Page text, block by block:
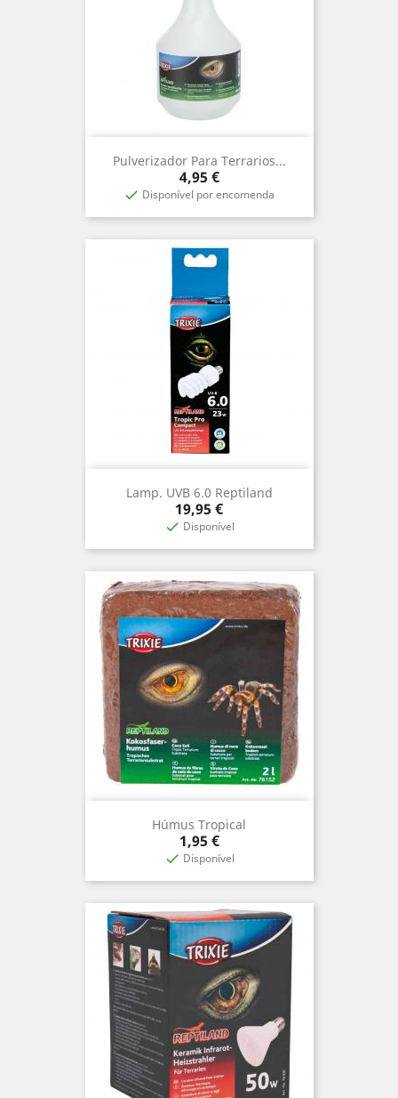
Pulverizador Para Terrarios...
Preço
4,95 €
 Disponível por encomenda
Lamp. UVB 6.0 Reptiland
Preço
19,95 €
 Disponível
Húmus Tropical
Preço
1,95 €
 Disponível